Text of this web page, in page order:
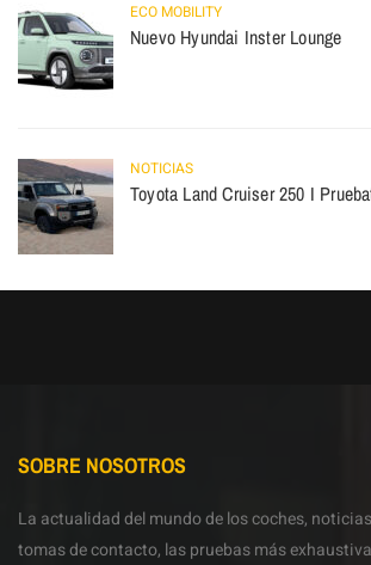
ECO MOBILITY
Nuevo Hyundai Inster Lounge
NOTICIAS
Toyota Land Cruiser 250 I
SOBRE NOSOTROS
La actualidad del mundo de los coches,
tomas de contacto, las pruebas más